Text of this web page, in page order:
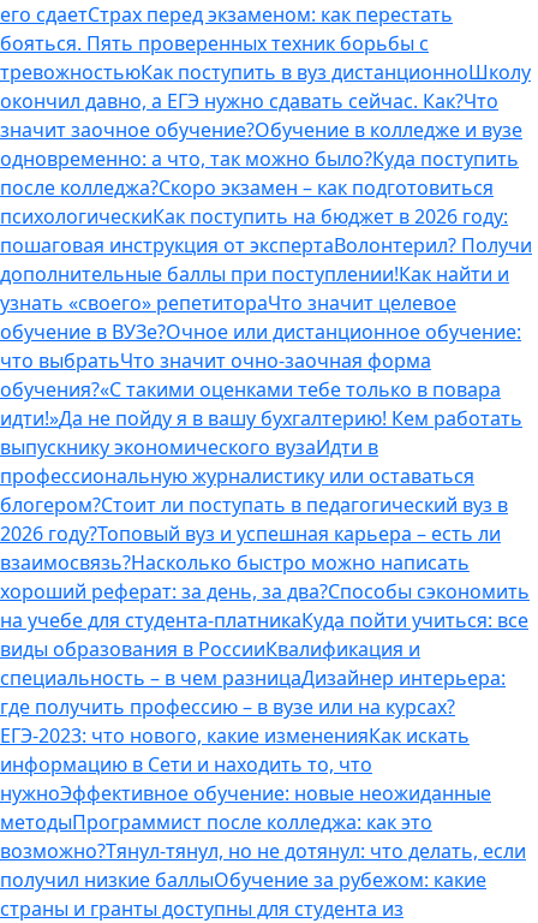
его сдаетСтрах перед экзаменом: как перестать
бояться. Пять проверенных техник борьбы с
тревожностьюКак поступить в вуз дистанционноШколу
окончил давно, а ЕГЭ нужно сдавать сейчас. Как?Что
значит заочное обучение?Обучение в колледже и вузе
одновременно: а что, так можно было?Куда поступить
после колледжа?Скоро экзамен – как подготовиться
психологическиКак поступить на бюджет в 2026 году:
пошаговая инструкция от экспертаВолонтерил? Получи
дополнительные баллы при поступлении!Как найти и
узнать «своего» репетитораЧто значит целевое
обучение в ВУЗе?Очное или дистанционное обучение:
что выбратьЧто значит очно-заочная форма
обучения?«С такими оценками тебе только в повара
идти!»Да не пойду я в вашу бухгалтерию! Кем работать
выпускнику экономического вузаИдти в
профессиональную журналистику или оставаться
блогером?Стоит ли поступать в педагогический вуз в
2026 году?Топовый вуз и успешная карьера – есть ли
взаимосвязь?Насколько быстро можно написать
хороший реферат: за день, за два?Способы сэкономить
на учебе для студента-платникаКуда пойти учиться: все
виды образования в РоссииКвалификация и
специальность – в чем разницаДизайнер интерьера:
где получить профессию – в вузе или на курсах?
ЕГЭ-2023: что нового, какие измененияКак искать
информацию в Сети и находить то, что
нужноЭффективное обучение: новые неожиданные
методыПрограммист после колледжа: как это
возможно?Тянул-тянул, но не дотянул: что делать, если
получил низкие баллыОбучение за рубежом: какие
страны и гранты доступны для студента из